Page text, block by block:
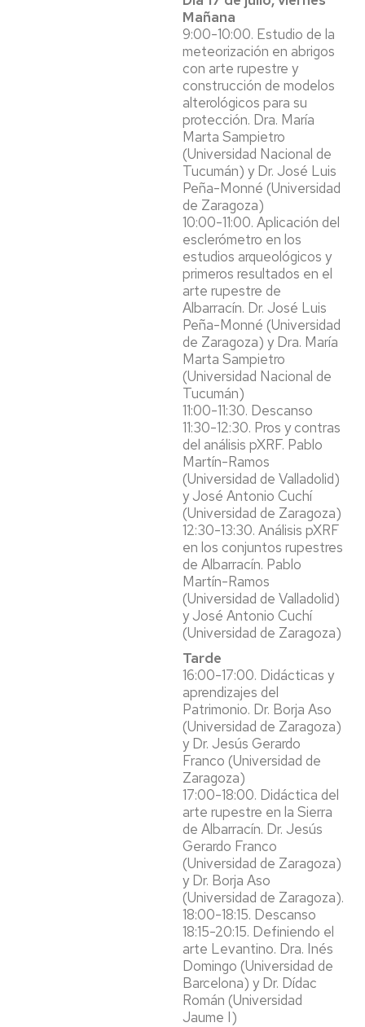
Mañana
9:00-10:00. Estudio de la
meteorización en abrigos
con arte rupestre y
construcción de modelos
alterológicos para su
protección. Dra. María
Marta Sampietro
(Universidad Nacional de
Tucumán) y Dr. José Luis
Peña-Monné (Universidad
de Zaragoza)
10:00-11:00. Aplicación del
esclerómetro en los
estudios arqueológicos y
primeros resultados en el
arte rupestre de
Albarracín. Dr. José Luis
Peña-Monné (Universidad
de Zaragoza) y Dra. María
Marta Sampietro
(Universidad Nacional de
Tucumán)
11:00-11:30. Descanso
11:30-12:30. Pros y contras
del análisis pXRF. Pablo
Martín-Ramos
(Universidad de Valladolid)
y José Antonio Cuchí
(Universidad de Zaragoza)
12:30-13:30. Análisis pXRF
en los conjuntos rupestres
de Albarracín. Pablo
Martín-Ramos
(Universidad de Valladolid)
y José Antonio Cuchí
(Universidad de Zaragoza)
Tarde
16:00-17:00. Didácticas y
aprendizajes del
Patrimonio. Dr. Borja Aso
(Universidad de Zaragoza)
y Dr. Jesús Gerardo
Franco (Universidad de
Zaragoza)
17:00-18:00. Didáctica del
arte rupestre en la Sierra
de Albarracín. Dr. Jesús
Gerardo Franco
(Universidad de Zaragoza)
y Dr. Borja Aso
(Universidad de Zaragoza).
18:00-18:15. Descanso
18:15-20:15. Definiendo el
arte Levantino. Dra. Inés
Domingo (Universidad de
Barcelona) y Dr. Dídac
Román (Universidad
Jaume I)